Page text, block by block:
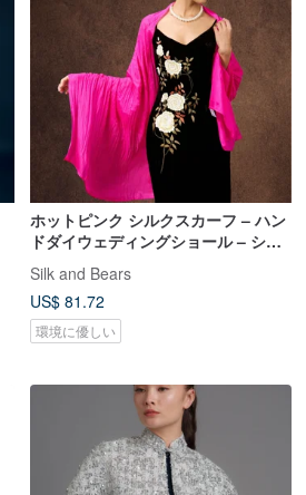
ホットピンク シルクスカーフ – ハン
ドダイウェディングショール – シル
クラップ
Silk and Bears
US$ 81.72
環境に優しい